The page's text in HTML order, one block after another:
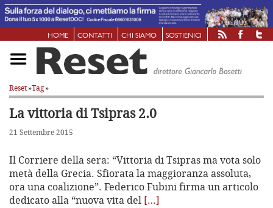
HOME CONTATTI CHI SIAMO SOSTIENICI
Reset»Tag»
La vittoria di Tsipras 2.0
21 Settembre 2015
Il Corriere della sera: “Vittoria di Tsipras ma vota solo
metà della Grecia. Sfiorata la maggioranza assoluta,
ora una coalizione”. Federico Fubini firma un articolo
dedicato alla “nuova vita del […]